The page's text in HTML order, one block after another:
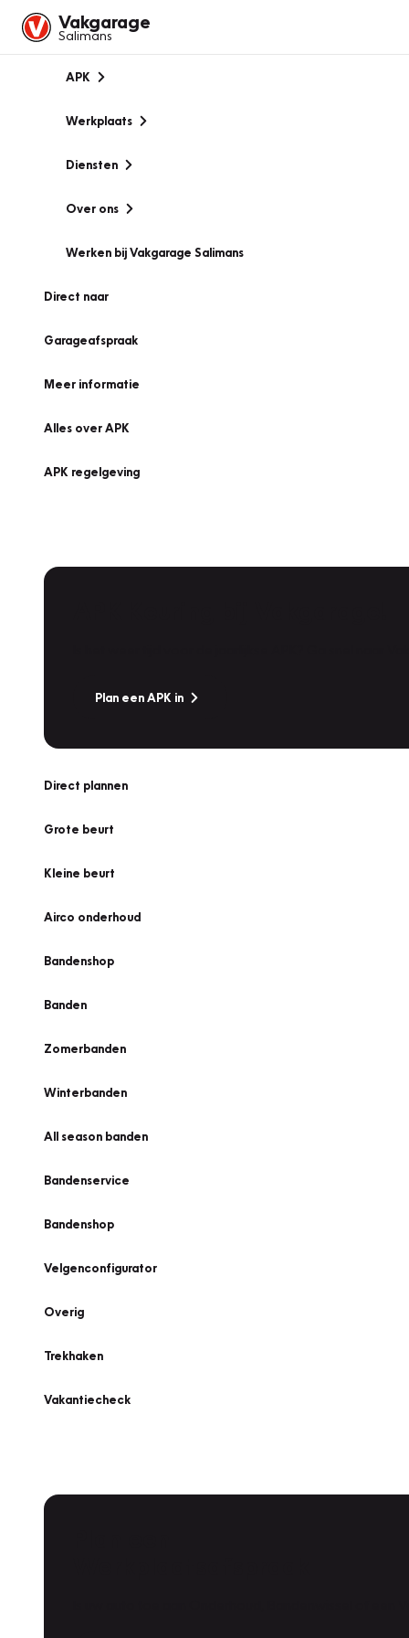
Vakgarage
Salimans
APK
Werkplaats
Diensten
Over ons
Werken bij Vakgarage Salimans
Direct naar
Garageafspraak
Meer informatie
Alles over APK
APK regelgeving
Plan een APK in
Direct plannen
Grote beurt
Kleine beurt
Airco onderhoud
Bandenshop
Banden
Zomerbanden
Winterbanden
All season banden
Bandenservice
Bandenshop
Velgenconfigurator
Overig
Trekhaken
Vakantiecheck